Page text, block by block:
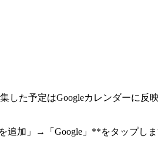
た予定はGoogleカレンダーに
加」→「Google」**をタップしま